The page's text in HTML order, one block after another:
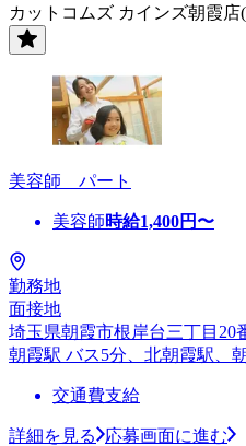
カットコムズ カインズ朝霞店
美容師 パート
美容師時給1,400円〜
勤務地
面接地
埼玉県朝霞市根岸台三丁目20
朝霞駅 バス5分、北朝霞駅、
交通費支給
詳細を見る 応募画面に進む